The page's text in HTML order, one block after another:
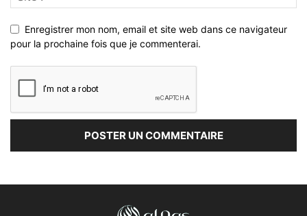
Enregistrer mon nom, email et site web dans ce navigateur
pour la prochaine fois que je commenterai.